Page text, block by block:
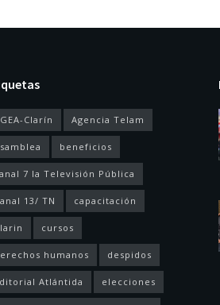
Clarín Agencia Telam
beneficios
7 la Televisión Pública
13/ TN capacitación
cursos
humanos despidos
Atlántida elecciones